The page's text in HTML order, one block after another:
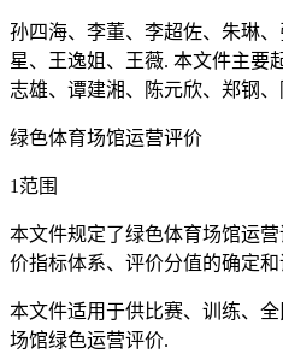
孙四海、李董、李超佐、朱琳
星、王逸姐、王薇. 本文件主要
志雄、谭建湘、陈元欣、郑钢、
绿色体育场馆运营评价
1范围
本文件规定了绿色体育场馆运
价指标体系、评价分值的确定和
本文件适用于供比赛、训练、
场馆绿色运营评价.